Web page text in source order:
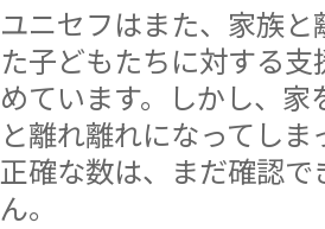
ユニセフはまた、家族と
た子どもたちに対する
めています。しかし、家
と離れ離れになってし
正確な数は、まだ確認で
ん。